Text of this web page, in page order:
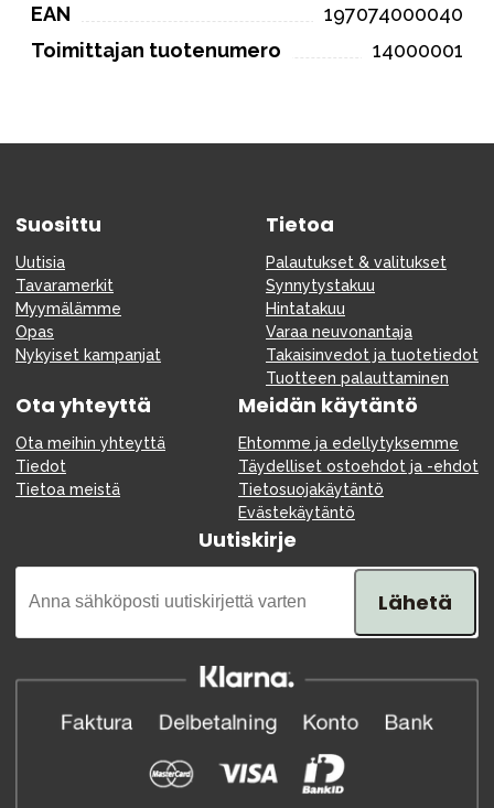
EAN
197074000040
Toimittajan tuotenumero
14000001
Suosittu
Uutisia
Tavaramerkit
Myymälämme
Opas
Nykyiset kampanjat
Tietoa
Palautukset & valitukset
Synnytystakuu
Hintatakuu
Varaa neuvonantaja
Takaisinvedot ja tuotetiedot
Tuotteen palauttaminen
Ota yhteyttä
Ota meihin yhteyttä
Tiedot
Tietoa meistä
Meidän käytäntö
Ehtomme ja edellytyksemme
Täydelliset ostoehdot ja -ehdot
Tietosuojakäytäntö
Evästekäytäntö
Uutiskirje
Lähetä